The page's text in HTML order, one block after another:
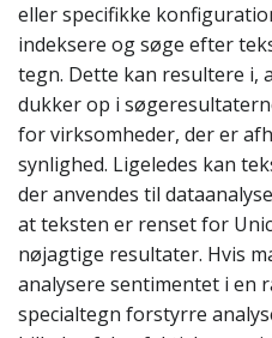
eller specifikke
indeksere og søge efter
tegn. Dette kan resultere i,
dukker op i
for virksomheder, der er
synlighed. Ligeledes kan
der anvendes til
at teksten er renset for
nøjagtige resultater. Hvis
analysere sentimentet i en
specialtegn forstyrre